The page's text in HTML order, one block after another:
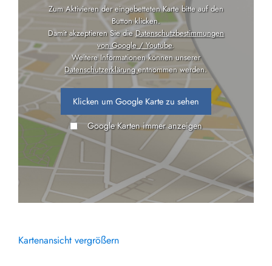
Zum Aktivieren der eingebetteten Karte bitte auf den
Button klicken.
Damit akzeptieren Sie dieDatenschutzbestimmungen
von Google / Youtube.
Weitere Informationen können unserer
Datenschutzerklärungentnommen werden.
Klicken um Google Karte zu sehen
Google Karten immer anzeigen
Kartenansicht vergrößern